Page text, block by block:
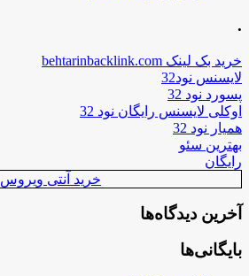
.
خرید بک لینک behtarinbacklink.com
لایسنس نود32
پسورد نود 32
اوکلی لایسنس رایگان نود 32
همیار نود 32
بهترین سئو
رایگان
خرید آنتی ویروس
آخرین دیدگاه‌ها
بایگانی‌ها